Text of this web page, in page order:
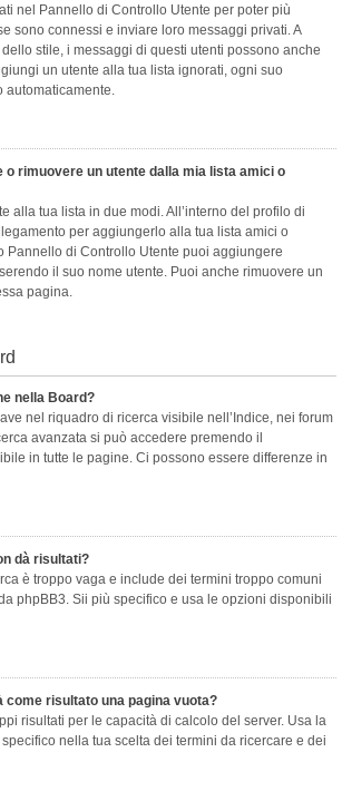
nel Pannello di Controllo Utente per poter più
sono connessi e inviare loro messaggi privati. A
stile, i messaggi di questi utenti possono anche
un utente alla tua lista ignorati, ogni suo
automaticamente.
o rimuovere un utente dalla mia lista amici o
alla tua lista in due modi. All’interno del profilo di
per aggiungerlo alla tua lista amici o
Pannello di Controllo Utente puoi aggiungere
il suo nome utente. Puoi anche rimuovere un
pagina.
nella Board?
nel riquadro di ricerca visibile nell’Indice, nei forum
avanzata si può accedere premendo il
in tutte le pagine. Ci possono essere differenze in
dà risultati?
è troppo vaga e include dei termini troppo comuni
phpBB3. Sii più specifico e usa le opzioni disponibili
come risultato una pagina vuota?
risultati per le capacità di calcolo del server. Usa la
nella tua scelta dei termini da ricercare e dei